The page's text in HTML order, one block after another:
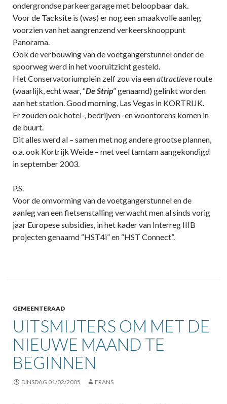
ondergrondse parkeergarage met beloopbaar dak.
Voor de Tacksite is (was) er nog een smaakvolle aanleg
voorzien van het aangrenzend verkeersknooppunt
Panorama.
Ook de verbouwing van de voetgangerstunnel onder de
spoorweg werd in het vooruitzicht gesteld.
Het Conservatoriumplein zelf zou via eenattractieveroute
(waarlijk, echt waar, “De Strip” genaamd) gelinkt worden
aan het station. Good morning, Las Vegas in KORTRIJK.
Er zouden ook hotel-, bedrijven- en woontorens komen in
de buurt.
Dit alles werd al – samen met nog andere grootse plannen,
o.a. ook Kortrijk Weide – met veel tamtam aangekondigd
in september 2003.
P.S.
Voor de omvorming van de voetgangerstunnel en de
aanleg van een fietsenstalling verwacht men al sinds vorig
jaar Europese subsidies, in het kader van Interreg IIIB
projecten genaamd “HST4i” en “HST Connect”.
GEMEENTERAAD
UITSMIJTERS OM MET DE
NIEUWE MAAND TE
BEGINNEN
DINSDAG 01/02/2005 FRANS